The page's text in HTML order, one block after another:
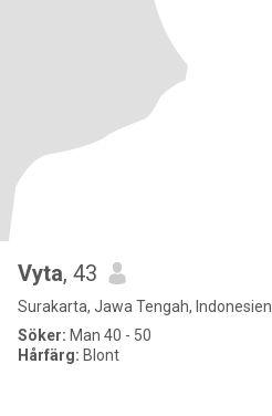
Vyta, 43
Surakarta, Jawa Tengah, Indonesien
Söker: Man 40 - 50
Hårfärg: Blont